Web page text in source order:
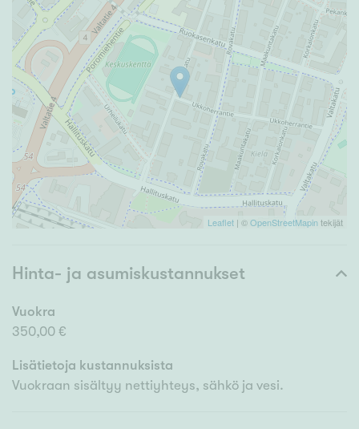
Leaflet | ©OpenStreetMapintekijät
Hinta- ja asumiskustannukset
Vuokra
350,00 €
Lisätietoja kustannuksista
Vuokraan sisältyy nettiyhteys, sähkö ja vesi.